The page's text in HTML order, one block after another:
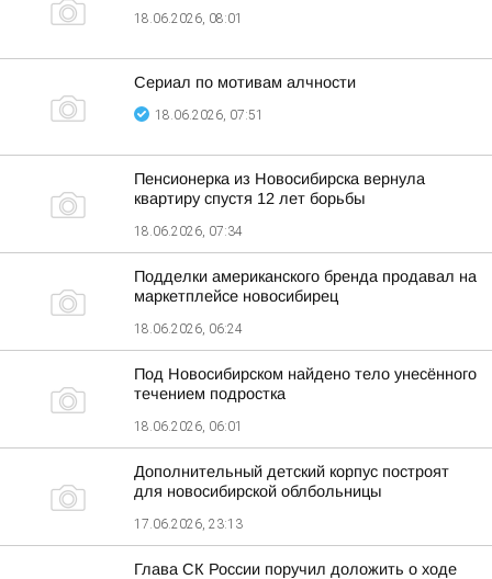
18.06.2026, 08:01
Сериал по мотивам алчности
18.06.2026, 07:51
Пенсионерка из Новосибирска вернула
квартиру спустя 12 лет борьбы
18.06.2026, 07:34
Подделки американского бренда продавал на
маркетплейсе новосибирец
18.06.2026, 06:24
Под Новосибирском найдено тело унесённого
течением подростка
18.06.2026, 06:01
Дополнительный детский корпус построят
для новосибирской облбольницы
17.06.2026, 23:13
Глава СК России поручил доложить о ходе